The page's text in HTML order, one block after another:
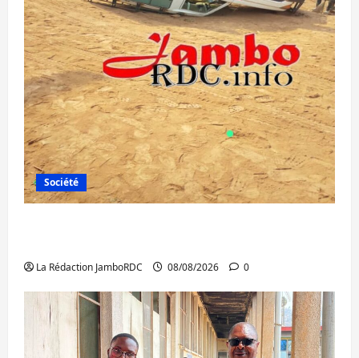
Société
La Rédaction JamboRDC 08/08/2026 0